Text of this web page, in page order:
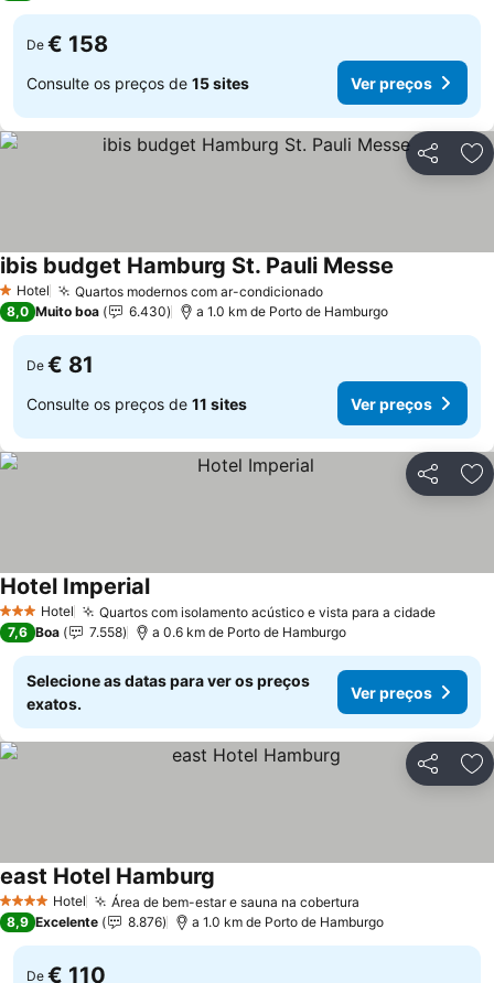
De € 158
Consulte os preços de 15 sites Ver preços
Partilhar
1 Estrelas
Hotel Quartos modernos com ar-condicionadoVer preços
ibis budget Hamburg St. Pauli Messe
8,0 Muito boa 6.430 a 1.0 km de Porto de Hamburgo
De € 81
Consulte os preços de 11 sites Ver preços
Partilhar
3 EstrelasHotel Quartos com isolamento acústico e vista para a cidadeVer
Hotel ImperialVer preços
7,6 Boa 7.558 a 0.6 km de Porto de Hamburgo
Selecione as datas para ver os preços
exatos.
Ver preços
Partilhar
4 EstrelasHotel Área de bem-estar e sauna na cobertura
east Hotel Hamburg
8,9 Excelente 8.876 a 1.0 km de Porto de Hamburgo
De € 110